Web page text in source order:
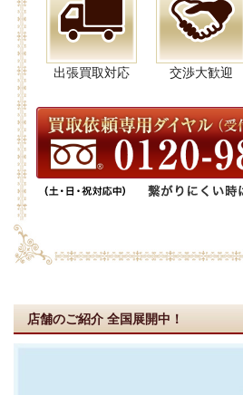
出張買取対応 交渉大歓迎
店舗のご紹介 全国展開中！